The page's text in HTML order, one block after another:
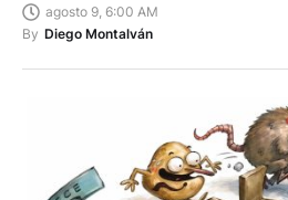
agosto 9, 6:00 AM
By Diego Montalván